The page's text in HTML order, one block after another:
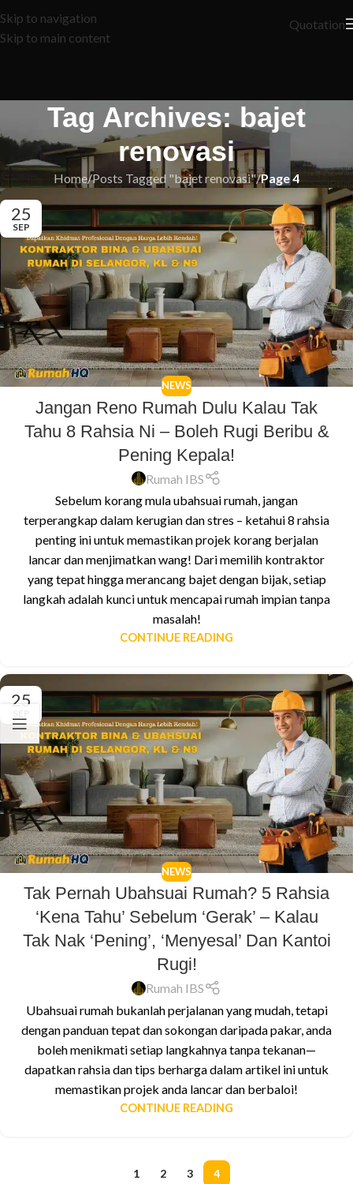
Skip to navigation
Skip to main content
Quotation
Tag Archives: bajet
renovasi
Home/Posts Tagged "bajet renovasi"/Page 4
25
SEP
NEWS
Jangan Reno Rumah Dulu Kalau Tak
Tahu 8 Rahsia Ni – Boleh Rugi Beribu &
Pening Kepala!
Rumah IBS
Sebelum korang mula ubahsuai rumah, jangan
terperangkap dalam kerugian dan stres – ketahui 8 rahsia
penting ini untuk memastikan projek korang berjalan
lancar dan menjimatkan wang! Dari memilih kontraktor
yang tepat hingga merancang bajet dengan bijak, setiap
langkah adalah kunci untuk mencapai rumah impian tanpa
masalah!
CONTINUE READING
25
NEWS
Tak Pernah Ubahsuai Rumah? 5 Rahsia
‘Kena Tahu’ Sebelum ‘Gerak’ – Kalau
Tak Nak ‘Pening’, ‘Menyesal’ Dan Kantoi
Rugi!
Rumah IBS
Ubahsuai rumah bukanlah perjalanan yang mudah, tetapi
dengan panduan tepat dan sokongan daripada pakar, anda
boleh menikmati setiap langkahnya tanpa tekanan—
dapatkan rahsia dan tips berharga dalam artikel ini untuk
memastikan projek anda lancar dan berbaloi!
CONTINUE READING
1 2 3
4